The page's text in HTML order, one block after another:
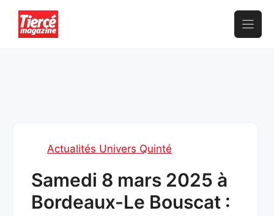
contenu
Actualités Univers Quinté
Samedi 8 mars 2025 à
Bordeaux-Le Bouscat :